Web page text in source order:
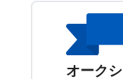
オーク